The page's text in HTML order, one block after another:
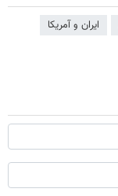
ایران و آمریکا